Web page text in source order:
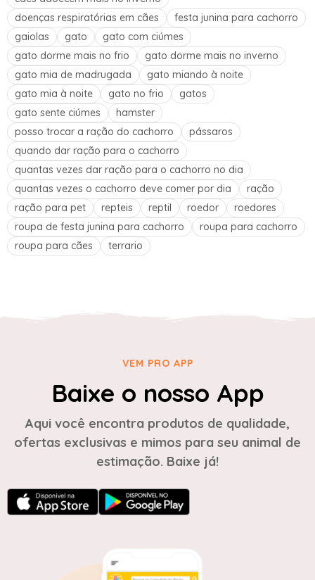
doenças respiratórias em cães
festa junina para cachorro
gaiolas
gato
gato com ciúmes
gato dorme mais no frio
gato dorme mais no inverno
gato mia de madrugada
gato miando à noite
gato mia à noite
gato no frio
gatos
gato sente ciúmes
hamster
posso trocar a ração do cachorro
pássaros
quando dar ração para o cachorro
quantas vezes dar ração para o cachorro no dia
quantas vezes o cachorro deve comer por dia
ração
ração para pet
repteis reptil roedor
roedores
roupa de festa junina para cachorro
roupa para cachorro
roupa para cães
terrario
VEM PRO APP
Baixe o nosso App
Aqui você encontra produtos de qualidade,
ofertas exclusivas e mimos para seu animal de
estimação. Baixe já!